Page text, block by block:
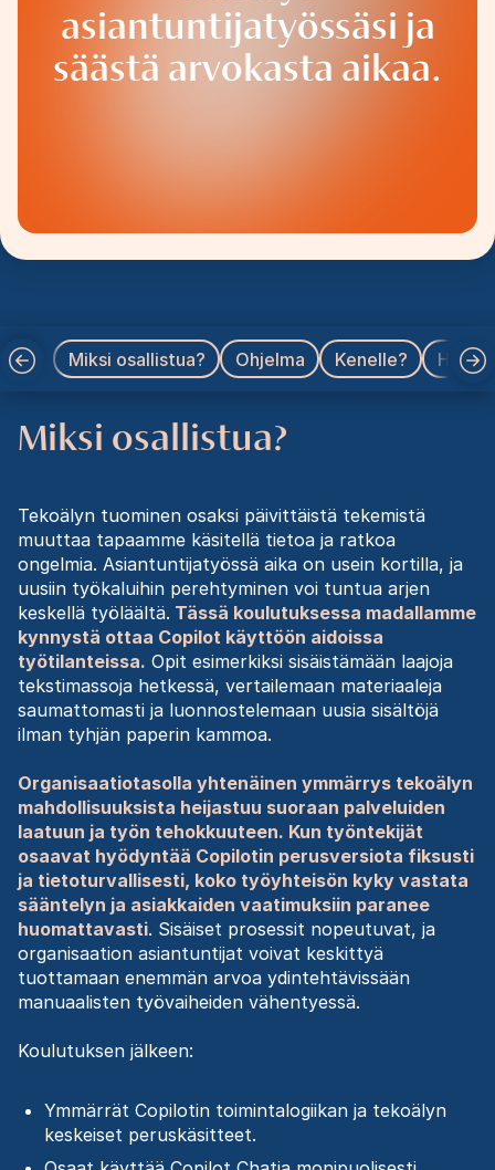
asiantuntijatyössäsi ja
säästä arvokasta aikaa.
Miksi osallistua? Ohjelma Kenelle? Hinnat
Miksi osallistua?
Tekoälyn tuominen osaksi päivittäistä tekemistä
muuttaa tapaamme käsitellä tietoa ja ratkoa
ongelmia. Asiantuntijatyössä aika on usein kortilla, ja
uusiin työkaluihin perehtyminen voi tuntua arjen
keskellä työläältä. Tässä koulutuksessa madallamme
kynnystä ottaa Copilot käyttöön aidoissa
työtilanteissa. Opit esimerkiksi sisäistämään laajoja
tekstimassoja hetkessä, vertailemaan materiaaleja
saumattomasti ja luonnostelemaan uusia sisältöjä
ilman tyhjän paperin kammoa.
Organisaatiotasolla yhtenäinen ymmärrys tekoälyn
mahdollisuuksista heijastuu suoraan palveluiden
laatuun ja työn tehokkuuteen. Kun työntekijät
osaavat hyödyntää Copilotin perusversiota fiksusti
ja tietoturvallisesti, koko työyhteisön kyky vastata
sääntelyn ja asiakkaiden vaatimuksiin paranee
huomattavasti. Sisäiset prosessit nopeutuvat, ja
organisaation asiantuntijat voivat keskittyä
tuottamaan enemmän arvoa ydintehtävissään
manuaalisten työvaiheiden vähentyessä.
Koulutuksen jälkeen:
Ymmärrät Copilotin toimintalogiikan ja tekoälyn
keskeiset peruskäsitteet.